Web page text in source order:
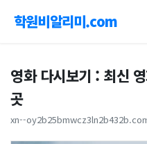
학원비알리미.com
영화 다시보기 : 최신
곳
xn--